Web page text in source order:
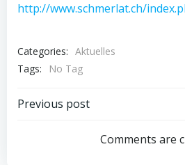
http://www.schmerlat.ch/
Categories: Aktuelles
Tags:
No Tag
Beitrags-
Navigation
Previous post
Comments are